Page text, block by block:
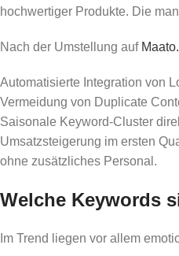
hochwertiger Produkte. Die
Nach der Umstellung auf
Automatisierte Integration von
Vermeidung von Duplicate
Saisonale Keyword-Cluster
Umsatzsteigerung im ersten
ohne zusätzliches Personal.
Welche Keywords
Im Trend liegen vor allem